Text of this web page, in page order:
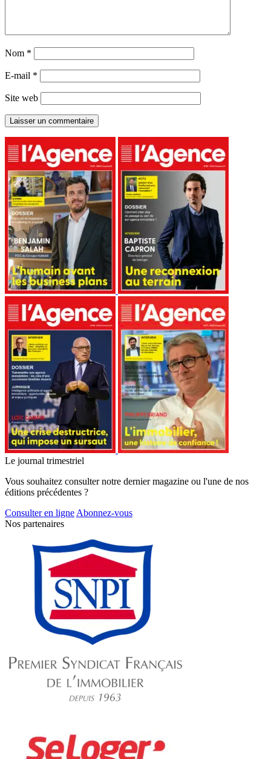
Nom *
E-mail *
Site web
Le journal trimestriel
Vous souhaitez consulter notre dernier magazine ou l'une de nos
éditions précédentes ?
Consulter en ligne Abonnez-vous
Nos partenaires